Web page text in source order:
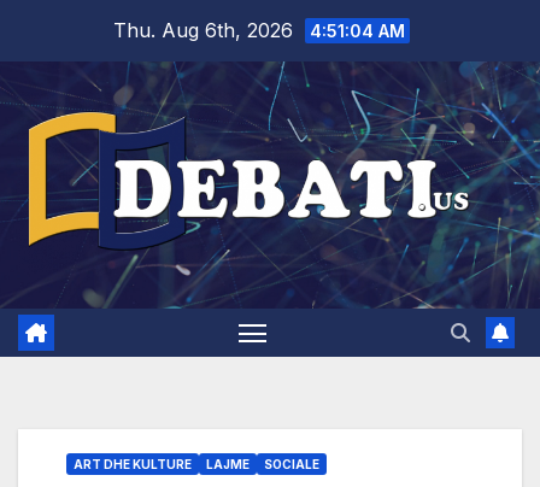
content
Thu. Aug 6th, 2026 4:51:05 AM
ART DHE KULTURE LAJME SOCIALE